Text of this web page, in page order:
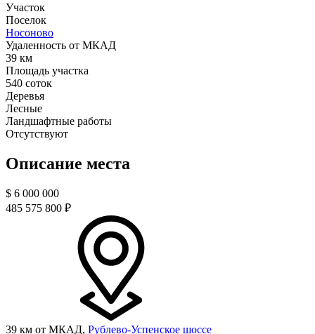
Участок
Поселок
Носоново
Удаленность от МКАД
39 км
Площадь участка
540 соток
Деревья
Лесные
Ландшафтные работы
Отсутствуют
Описание места
$ 6 000 000
485 575 800 ₽
39 км от МКАД, Рублево-Успенское шоссе